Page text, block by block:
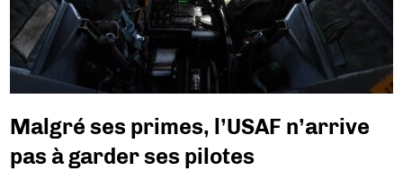
Malgré ses primes, l’USAF n’arrive
pas à garder ses pilotes